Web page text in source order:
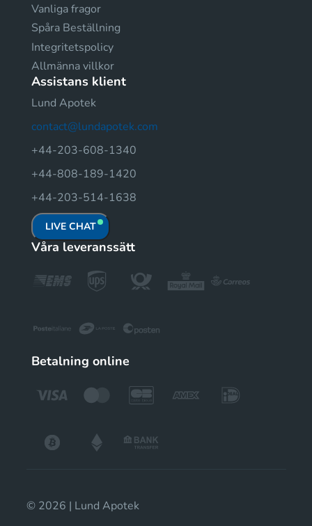
Vanliga fragor
Spåra Beställning
Integritetspolicy
Allmänna villkor
Assistans klient
Lund Apotek
contact@lundapotek.com
+44-203-608-1340
+44-808-189-1420
+44-203-514-1638
LIVE CHAT
Våra leveranssätt
Betalning online
© 2026 | Lund Apotek